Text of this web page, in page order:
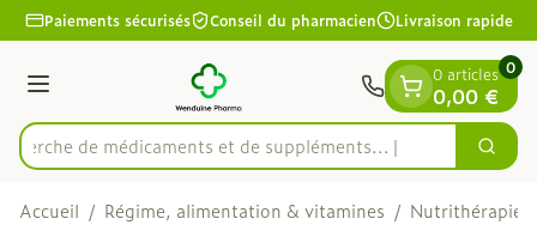
Aller au contenu
1 de 1
Paiements sécurisés Conseil du pharmacien Livraison rapide
Menu
Rechercher
Recherche de médicaments e
0 articles
0,00 €
0
Accueil / Régime, alimentation & vitamines / Nutrithérapie